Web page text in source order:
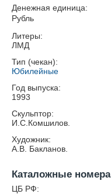
Денежная единица:
Рубль
Литеры:
ЛМД
Тип (чекан):
Юбилейные
Год выпуска:
1993
Скульптор:
И.С.Комшилов.
Художник:
А.В. Бакланов.
Каталожные номера
ЦБ РФ: